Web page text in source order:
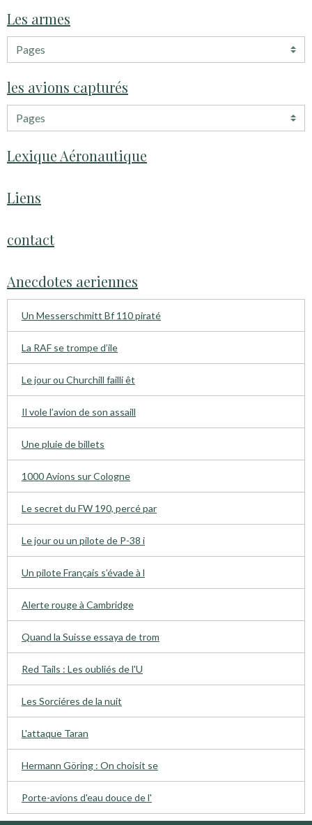
Les armes
les avions capturés
Lexique Aéronautique
Liens
contact
Anecdotes aeriennes
Un Messerschmitt Bf 110 piraté
La RAF se trompe d’ile
Le jour ou Churchill failli êt
Il vole l’avion de son assaill
Une pluie de billets
1000 Avions sur Cologne
Le secret du FW 190, percé par
Le jour ou un pilote de P-38 i
Un pilote Français s’évade à l
Alerte rouge à Cambridge
Quand la Suisse essaya de trom
Red Tails : Les oubliés de l'U
Les Sorciéres de la nuit
L'attaque Taran
Hermann Göring : On choisit se
Porte-avions d'eau douce de l'